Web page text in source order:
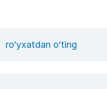
ro‘yxatdan o‘ting